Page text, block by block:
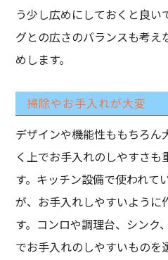
う少し広めにしておくと良い
グとの広さのバランスも考え
めします。
掃除やお手入れが大変
デザインや機能性ももちろん
く上でお手入れのしやすさも
す。キッチン設備で使われて
が、お手入れしやすいように
す。コンロや調理台、シンク
でお手入れのしやすいものを